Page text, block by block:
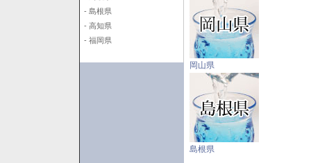
- 島根県
- 高知県
- 福岡県
岡山県
島根県